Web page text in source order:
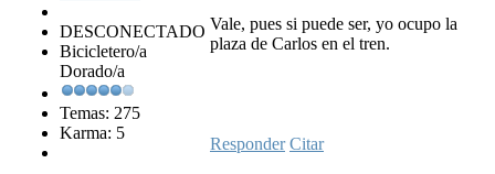
DESCONECTADO
Bicicletero/a
Dorado/a
Temas: 275
Karma: 5
Vale, pues si puede ser, yo ocupo la
plaza de Carlos en el tren.
Responder Citar